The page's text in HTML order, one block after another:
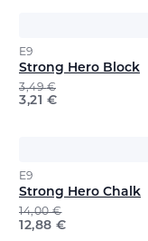
E9
Strong Hero Block
3,49€
3,21 €
E9
Strong Hero Chalk
14,00€
12,88 €